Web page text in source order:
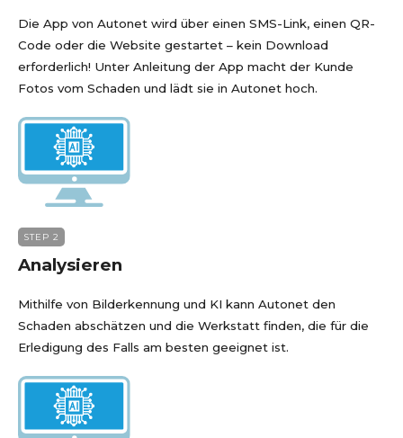
Die App von Autonet wird über einen SMS-Link, einen QR-
Code oder die Website gestartet – kein Download
erforderlich! Unter Anleitung der App macht der Kunde
Fotos vom Schaden und lädt sie in Autonet hoch.
STEP 2
Analysieren
Mithilfe von Bilderkennung und KI kann Autonet den
Schaden abschätzen und die Werkstatt finden, die für die
Erledigung des Falls am besten geeignet ist.